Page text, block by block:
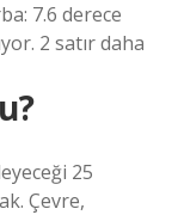
7.6 derece
2 satır daha
25
Çevre,